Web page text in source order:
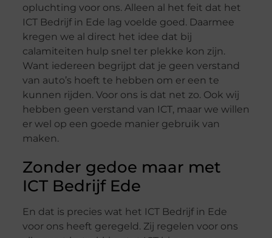
opluchting voor ons. Alleen al het feit dat het
ICT Bedrijf in Ede lag voelde goed. Daarmee
kregen we al direct het idee dat bij
calamiteiten hulp snel ter plekke kon zijn.
Want iedereen begrijpt dat je geen verstand
van auto’s hoeft te hebben om er een te
kunnen rijden. Voor ons is dat net zo. Ook wij
hebben geen verstand van ICT, maar we willen
er wel op een goede manier gebruik van
maken.
Zonder gedoe maar met
ICT Bedrijf Ede
En dat is precies wat het ICT Bedrijf in Ede
voor ons heeft geregeld. Zij regelen voor ons